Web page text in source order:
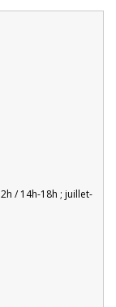
/ 14h-18h ; juillet-